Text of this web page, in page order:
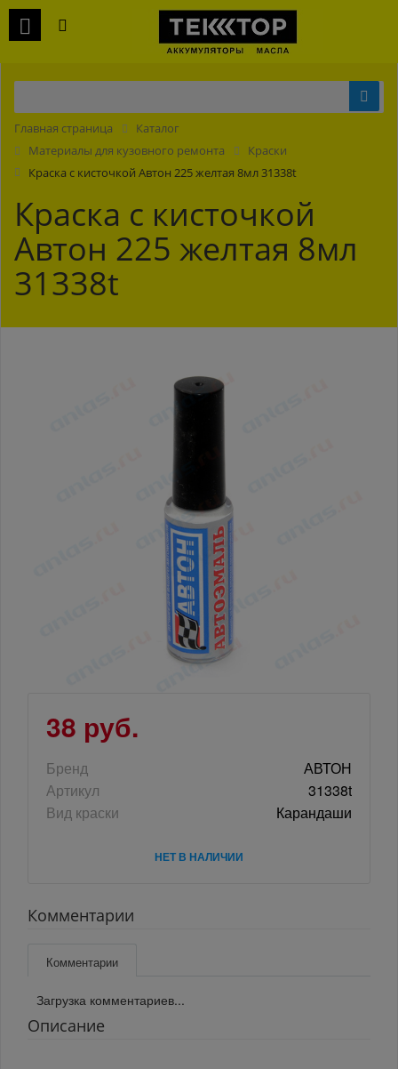
Главная страница
Каталог
Материалы для кузовного ремонта
Краски
Краска с кисточкой Автон 225 желтая 8мл 31338t
Краска с кисточкой
Автон 225 желтая 8мл
31338t
38 руб.
Бренд
АВТОН
Артикул
31338t
Вид краски
Карандаши
НЕТ В НАЛИЧИИ
Комментарии
Комментарии
Загрузка комментариев...
Описание